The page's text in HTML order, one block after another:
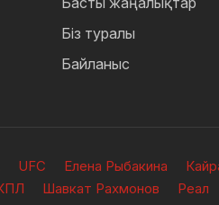
Біз туралы
Байланыс
UFC Елена Рыбакина
Шавкат Рахмонов Реал